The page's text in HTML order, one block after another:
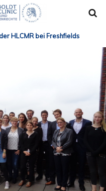
HLCMR bei Freshfields